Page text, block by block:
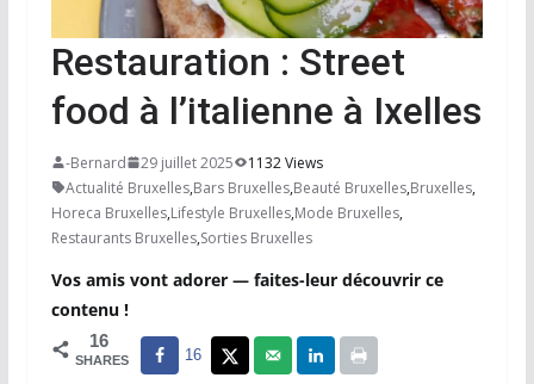
Restauration : Street
food à l’italienne à Ixelles
-Bernard 29 juillet 2025
1132 Views
Actualité Bruxelles,Bars Bruxelles,Beauté Bruxelles,Bruxelles,
Horeca Bruxelles,Lifestyle Bruxelles,Mode Bruxelles,
Restaurants Bruxelles,Sorties Bruxelles
Vos amis vont adorer — faites-leur découvrir ce
contenu !
16
SHARES 16